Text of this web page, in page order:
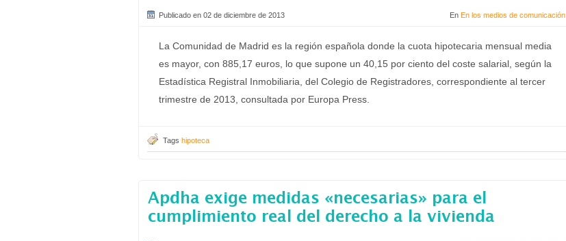
Publicado en 02 de diciembre de 2013 En En los medios de comunicación
La Comunidad de Madrid es la región española donde la cuota hipotecaria mensual media
es mayor, con 885,17 euros, lo que supone un 40,15 por ciento del coste salarial, según la
Estadística Registral Inmobiliaria, del Colegio de Registradores, correspondiente al tercer
trimestre de 2013, consultada por Europa Press.
Tags hipoteca
Apdha exige medidas «necesarias» para el
cumplimiento real del derecho a la vivienda